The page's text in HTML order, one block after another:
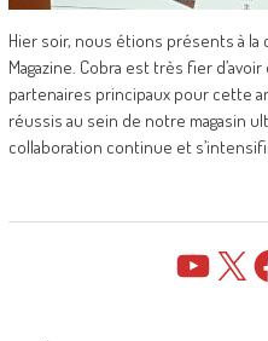
Hier soir, nous étions présents à
Magazine. Cobra est très fier
partenaires principaux pour cette
réussis au sein de notre magasin
collaboration continue et
YouTube